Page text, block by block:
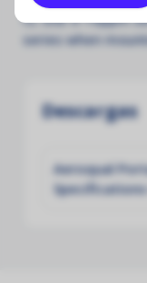
CL GSE 0-10ppm
series when
Descargas
Aeroqual